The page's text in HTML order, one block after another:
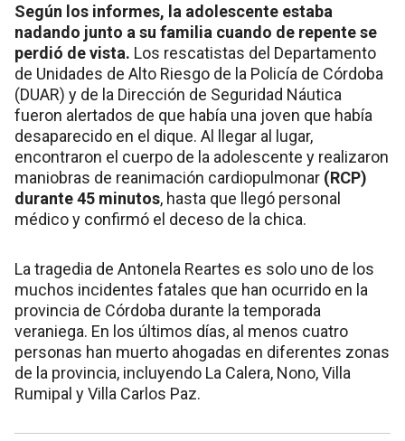
Según los informes, la adolescente estaba
nadando junto a su familia cuando de repente se
perdió de vista. Los rescatistas del Departamento
de Unidades de Alto Riesgo de la Policía de Córdoba
(DUAR) y de la Dirección de Seguridad Náutica
fueron alertados de que había una joven que había
desaparecido en el dique. Al llegar al lugar,
encontraron el cuerpo de la adolescente y realizaron
maniobras de reanimación cardiopulmonar (RCP)
durante 45 minutos, hasta que llegó personal
médico y confirmó el deceso de la chica.
La tragedia de Antonela Reartes es solo uno de los
muchos incidentes fatales que han ocurrido en la
provincia de Córdoba durante la temporada
veraniega. En los últimos días, al menos cuatro
personas han muerto ahogadas en diferentes zonas
de la provincia, incluyendo La Calera, Nono, Villa
Rumipal y Villa Carlos Paz.